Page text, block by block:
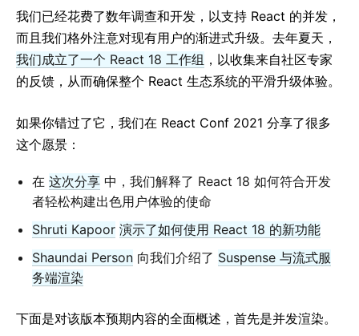
我们已经花费了数年调查和开发，以支持 React 的并发，
而且我们格外注意对现有用户的渐进式升级。去年夏天，
我们成立了一个 React 18 工作组 ，以收集来自社区专家
的反馈，从而确保整个 React 生态系统的平滑升级体验。
如果你错过了它，我们在 React Conf 2021 分享了很多
这个愿景：
在 这次分享 中，我们解释了 React 18 如何符合开发
者轻松构建出色用户体验的使命
Shruti Kapoor 演示了如何使用 React 18 的新功能
Shaundai Person 向我们介绍了 Suspense 与流式服
务端渲染
下面是对该版本预期内容的全面概述，首先是并发渲染。